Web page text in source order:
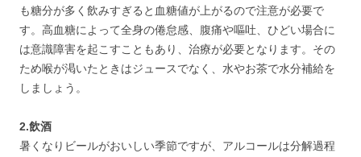
も糖分が多く飲みすぎると血糖値が上がるので注意が必要で
す。高血糖によって全身の倦怠感、腹痛や嘔吐、ひどい場合に
は意識障害を起こすこともあり、治療が必要となります。その
ため喉が渇いたときはジュースでなく、水やお茶で水分補給を
しましょう。
2.飲酒
暑くなりビールがおいしい季節ですが、アルコールは分解過程